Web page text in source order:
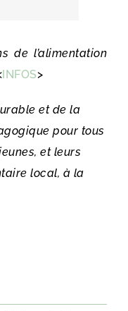
de l’alimentation
INFOS>
et de la
pour tous
et leurs
local, à la